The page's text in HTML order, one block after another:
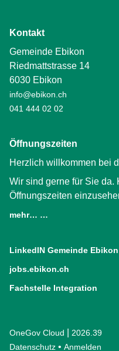
Kontakt
Gemeinde Ebikon
Riedmattstrasse 14
6030 Ebikon
info@ebikon.ch
041 444 02 02
Öffnungszeiten
Herzlich willkommen bei
Wir sind gerne für Sie da.
Öffnungszeiten
mehr… …
LinkedIN Gemeinde Ebikon
jobs.ebikon.ch
Fachstelle Integration
OneGov Cloud (External Link)
2026.39
Datenschutz (External Link)
Anmelden